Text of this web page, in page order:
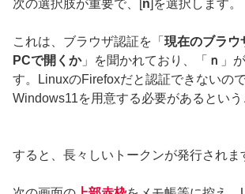
次の選択肢が重要で、[n]を選択します。
これは、ブラウザ認証を「 現在のブラウ
PCで開くか」を聞かれており、「 ｎ 」
す。LinuxのFirefoxだと認証できないの
Windows11を用意する必要があるという
すると、長々しいトークンが発行されま